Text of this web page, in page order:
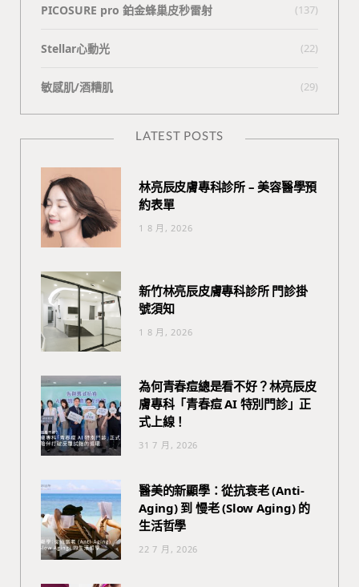
PICOSURE pro 鉑金蜂巢皮秒雷射 (137)
Stellar心動光 (22)
敏感肌/酒糟肌 (29)
LATEST POSTS
林亮辰皮膚專科診所 – 美容醫學預
約表單
1 8 月, 2026
新竹林亮辰皮膚專科診所 門診掛
號須知
1 8 月, 2026
為何青春痘總是看不好？林亮辰皮
膚專科「青春痘 AI 特別門診」正
式上線！
31 7 月, 2026
醫美的新顯學：從抗衰老 (Anti-
Aging) 到 慢老 (Slow Aging) 的
生活哲學
22 7 月, 2026